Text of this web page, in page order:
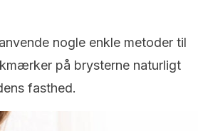
nogle enkle metoder til
på brysterne naturligt
fasthed.